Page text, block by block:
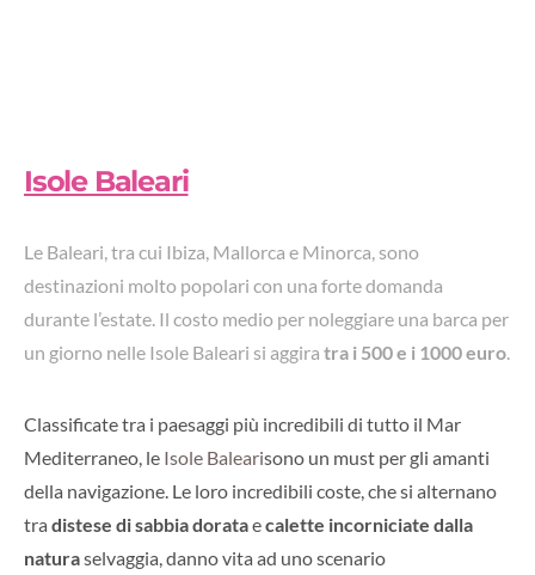
Isole Baleari
Le Baleari, tra cui Ibiza, Mallorca e Minorca, sono
destinazioni molto popolari con una forte domanda
durante l’estate. Il costo medio per noleggiare una barca per
un giorno nelle Isole Baleari si aggira tra i 500 e i 1000 euro.
Classificate tra i paesaggi più incredibili di tutto il Mar
Mediterraneo, le Isole Balearisono un must per gli amanti
della navigazione. Le loro incredibili coste, che si alternano
tra distese di sabbia dorataecalette incorniciate dalla
naturaselvaggia, danno vita ad uno scenario